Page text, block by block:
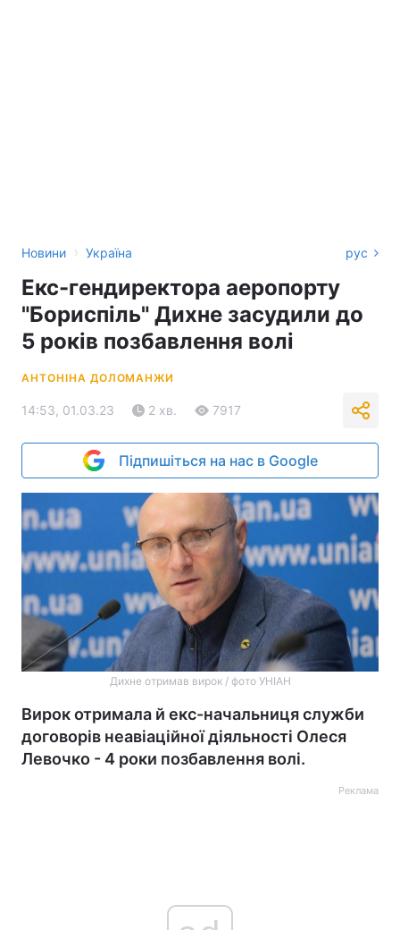
Новини › Україна рус
Екс-гендиректора аеропорту
"Бориспіль" Дихне засудили до
5 років позбавлення волі
АНТОНІНА ДОЛОМАНЖИ
14:53, 01.03.23 2 хв. 7917
Підпишіться на нас в Google
Дихне отримав вирок / фото УНІАН
Вирок отримала й екс-начальниця служби
договорів неавіаційної діяльності Олеся
Левочко - 4 роки позбавлення волі.
Реклама